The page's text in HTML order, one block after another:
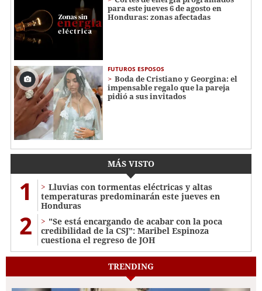
para este jueves 6 de agosto en
Honduras: zonas afectadas
FUTUROS ESPOSOS
Boda de Cristiano y Georgina: el
impensable regalo que la pareja
pidió a sus invitados
MÁS VISTO
1
Lluvias con tormentas eléctricas y altas
temperaturas predominarán este jueves en
Honduras
2
"Se está encargando de acabar con la poca
credibilidad de la CSJ": Maribel Espinoza
cuestiona el regreso de JOH
TRENDING